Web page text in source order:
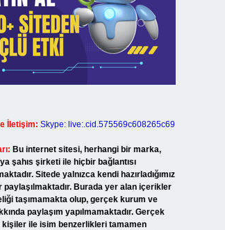
İletişim: Skype: live:.cid.575569c608265c69
Bu internet sitesi, herhangi bir marka,
şahıs şirketi ile hiçbir bağlantısı
Sitede yalnızca kendi hazırladığımız
paylaşılmaktadır. Burada yer alan içerikler
taşımamakta olup, gerçek kurum ve
paylaşım yapılmamaktadır. Gerçek
kişiler ile isim benzerlikleri tamamen